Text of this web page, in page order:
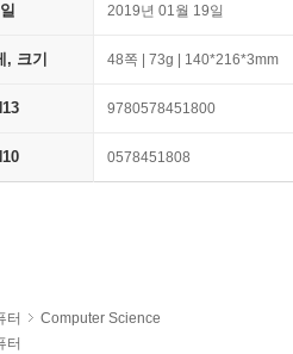
2019년 01월 19일
, 크기 48쪽 | 73g | 140*216*3mm
9780578451800
0578451808
터
Computer Science
터